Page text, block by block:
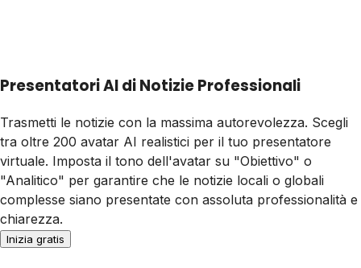
Presentatori AI di Notizie Professionali
Trasmetti le notizie con la massima autorevolezza. Scegli
tra oltre 200 avatar AI realistici per il tuo presentatore
virtuale. Imposta il tono dell'avatar su "Obiettivo" o
"Analitico" per garantire che le notizie locali o globali
complesse siano presentate con assoluta professionalità e
chiarezza.
Inizia gratis